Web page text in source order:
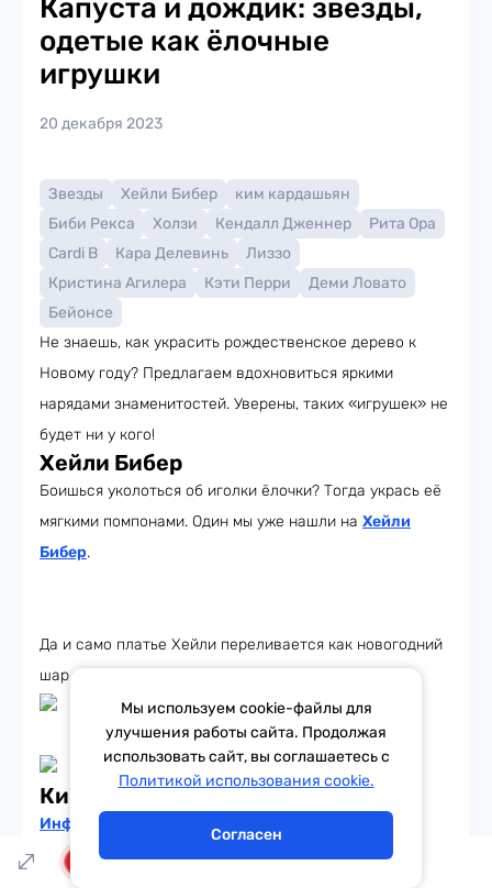
Капуста и дождик: звёзды,
одетые как ёлочные
игрушки
20 декабря 2023
Звезды Хейли Бибер
ким кардашьян
Биби Рекса
Холзи Кендалл Дженнер
Рита Ора
Cardi B
Кара Делевинь
Лиззо
Кристина Агилера
Кэти Перри
Деми Ловато
Бейонсе
Не знаешь, как украсить рождественское дерево к
Новому году? Предлагаем вдохновиться яркими
нарядами знаменитостей. Уверены, таких «игрушек» не
будет ни у кого!
Хейли Бибер
Боишься уколоться об иголки ёлочки? Тогда укрась её
мягкими помпонами. Один мы уже нашли на Хейли
Бибер.
Да и само платье Хейли переливается как новогодний
шар.
Ким Кардашьян
Инфлюенсерша
блеска любой новогодней вечеринке. Главное, быть в
Тема дня Гороскоп
Мы используем cookie-файлы для
улучшения работы сайта. Продолжая
использовать сайт, вы соглашаетесь с
Политикой использования cookie.
Согласен